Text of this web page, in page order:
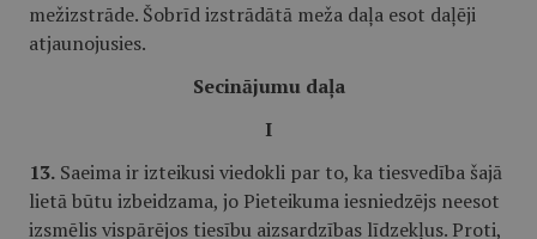
mežizstrāde. Šobrīd izstrādātā meža daļa esot daļēji
atjaunojusies.
Secinājumu daļa
I
13. Saeima ir izteikusi viedokli par to, ka tiesvedība šajā
lietā būtu izbeidzama, jo Pieteikuma iesniedzējs neesot
izsmēlis vispārējos tiesību aizsardzības līdzekļus. Proti,